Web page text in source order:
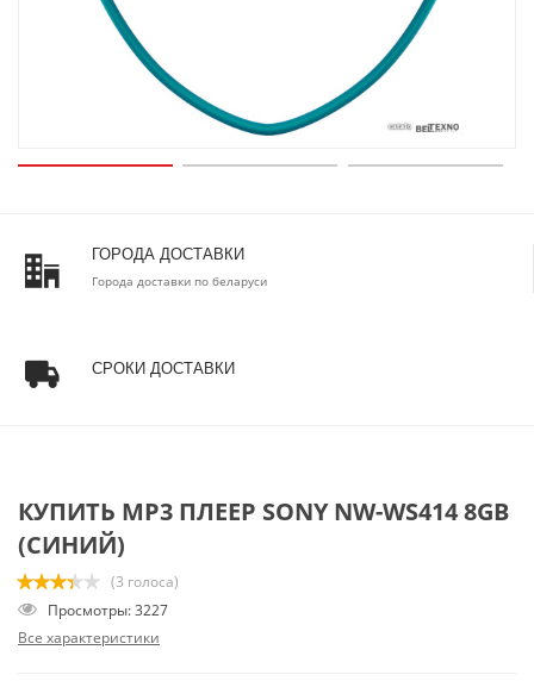
ГОРОДА ДОСТАВКИ
Города доставки по беларуси
СРОКИ ДОСТАВКИ
КУПИТЬ MP3 ПЛЕЕР SONY NW-WS414 8GB
(СИНИЙ)
(3 голоса)
Просмотры: 3227
Все характеристики